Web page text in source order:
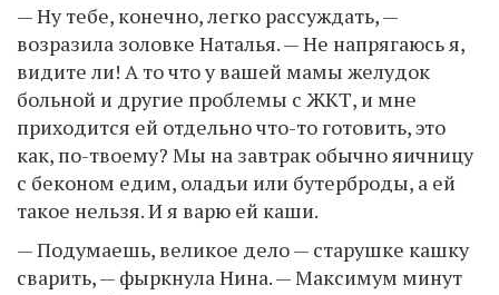
— Ну тебе, конечно, легко рассуждать, —
возразила золовке Наталья. — Не напрягаюсь я,
видите ли! А то что у вашей мамы желудок
больной и другие проблемы с ЖКТ, и мне
приходится ей отдельно что-то готовить, это
как, по-твоему? Мы на завтрак обычно яичницу
с беконом едим, оладьи или бутерброды, а ей
такое нельзя. И я варю ей каши.
— Подумаешь, великое дело — старушке кашку
сварить, — фыркнула Нина. — Максимум минут